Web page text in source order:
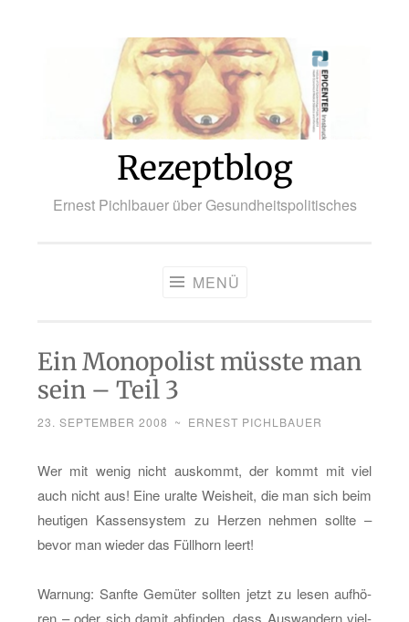
Rezeptblog
Ernest Pichlbauer über Gesundheitspolitisches
MENÜ
Ein Monopolist müsste man
sein – Teil 3
23. SEPTEMBER 2008 ~ ERNEST PICHLBAUER
Wer mit wenig nicht aus­kommt, der kommt mit viel
auch nicht aus! Eine ur­al­te Weis­heit, die man sich beim
heu­ti­gen Kas­sen­sys­tem zu Her­zen neh­men soll­te –
bevor man wie­der das Füll­horn leert!
War­nung: Sanf­te Ge­mü­ter soll­ten jetzt zu lesen auf­hö­
ren – oder sich damit ab­fin­den, dass Aus­wan­dern viel­